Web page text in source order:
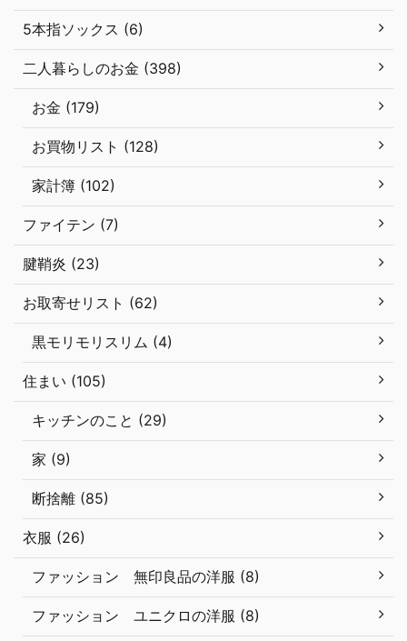
5本指ソックス (6)
二人暮らしのお金 (398)
お金 (179)
お買物リスト (128)
家計簿 (102)
ファイテン (7)
腱鞘炎 (23)
お取寄せリスト (62)
黒モリモリスリム (4)
住まい (105)
キッチンのこと (29)
家 (9)
断捨離 (85)
衣服 (26)
ファッション 無印良品の洋服 (8)
ファッション ユニクロの洋服 (8)